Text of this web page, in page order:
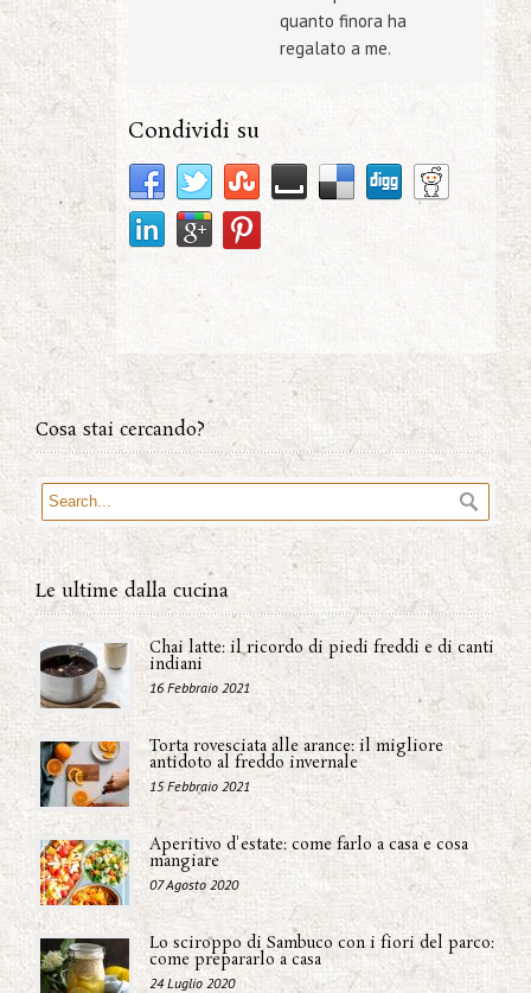
quanto finora ha
regalato a me.
Condividi su
Cosa stai cercando?
Le ultime dalla cucina
Chai latte: il ricordo di piedi freddi e di canti
indiani
16 Febbraio 2021
Torta rovesciata alle arance: il migliore
antidoto al freddo invernale
15 Febbraio 2021
Aperitivo d'estate: come farlo a casa e cosa
mangiare
07 Agosto 2020
Lo sciroppo di Sambuco con i fiori del parco:
come prepararlo a casa
24 Luglio 2020